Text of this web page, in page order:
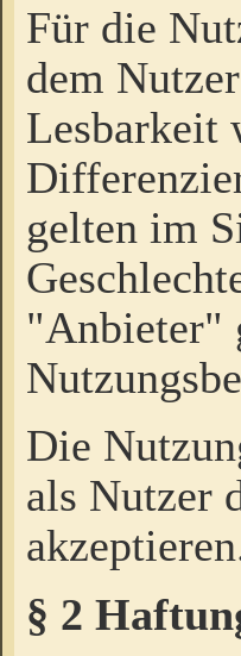
Für die
dem
Lesbarkeit
gelten im
"Anbieter"
Die
als Nutzer
§ 2